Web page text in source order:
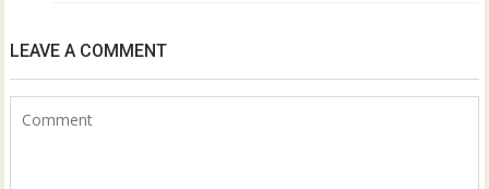
LEAVE A COMMENT